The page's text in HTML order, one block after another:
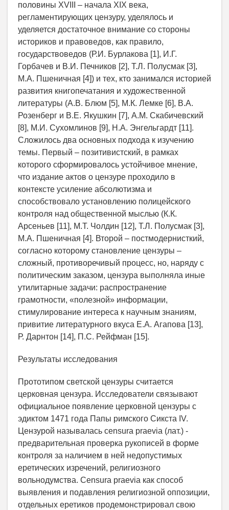
половины XVIII – начала XIX века,
регламентирующих цензуру, уделялось и
уделяется достаточное внимание со стороны
историков и правоведов, как правило,
государствоведов (Р.И. Бурлакова [1], И.Г.
Горбачев и В.И. Печников [2], Т.Л. Полусмак [3],
М.А. Пшеничная [4]) и тех, кто занимался историей
развития книгопечатания и художественной
литературы (А.В. Блюм [5], М.К. Лемке [6], В.А.
Розенберг и В.Е. Якушкин [7], А.М. Скабичевский
[8], М.И. Сухомлинов [9], Н.А. Энгельгардт [11].
Сложилось два основных подхода к изучению
темы. Первый – позитивистский, в рамках
которого сформировалось устойчивое мнение,
что издание актов о цензуре проходило в
контексте усиление абсолютизма и
способствовало установлению полицейского
контроля над общественной мыслью (К.К.
Арсеньев [11], М.Т. Чолдин [12], Т.Л. Полусмак [3],
М.А. Пшеничная [4]. Второй – постмодернисткий,
согласно которому становление цензуры –
сложный, противоречивый процесс, но, наряду с
политическим заказом, цензура выполняла иные
утилитарные задачи: распространение
грамотности, «полезной» информации,
стимулирование интереса к научным знаниям,
привитие литературного вкуса Е.А. Агапова [13],
Р. Дарнтон [14], П.С. Рейфман [15].
Результаты исследования
Прототипом светской цензуры считается
церковная цензура. Исследователи связывают
официальное появление церковной цензуры с
эдиктом 1471 года Папы римского Сикста IV.
Цензурой называлась censura praevia (лат.) -
предварительная проверка рукописей в форме
контроля за наличием в ней недопустимых
еретических изречений, религиозного
вольнодумства. Censura praevia как способ
выявления и подавления религиозной оппозиции,
отдельных еретиков продемонстрировал свою